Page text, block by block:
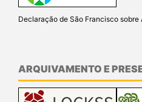
Declaração de São Francisco sobre
ARQUIVAMENTO E